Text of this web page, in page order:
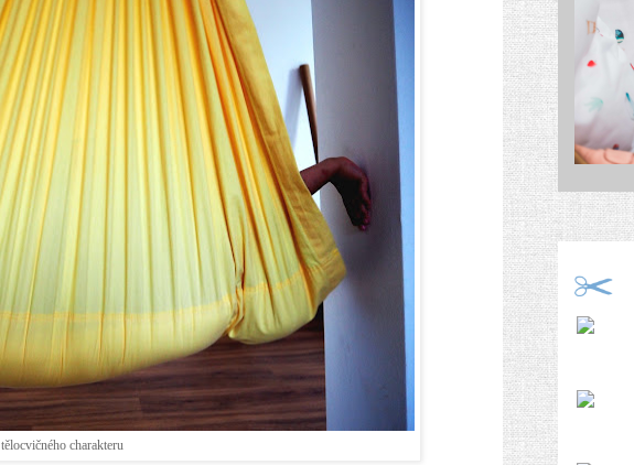
tělocvičného charakteru